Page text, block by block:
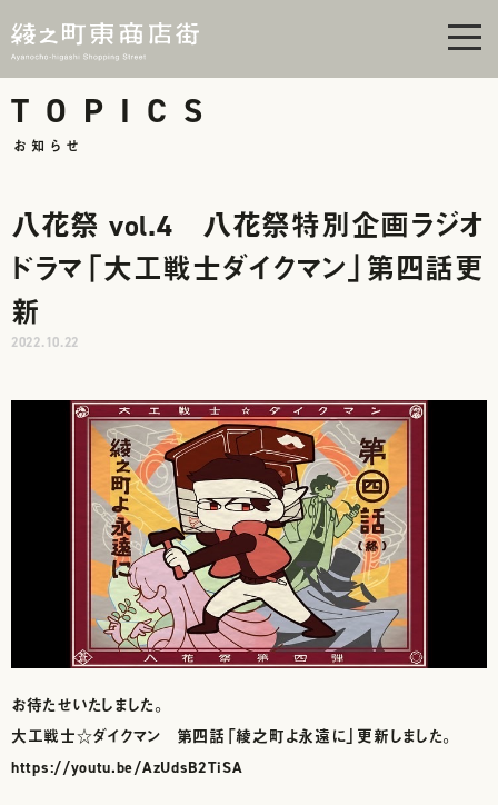
menu
TOPICS
お知らせ
八花祭 vol.4 八花祭特別企画ラジオ
ドラマ「大工戦士ダイクマン」第四話更
新
2022.10.22
お待たせいたしました。
大工戦士☆ダイクマン 第四話「綾之町よ永遠に」更新しました。
https://youtu.be/AzUdsB2TiSA